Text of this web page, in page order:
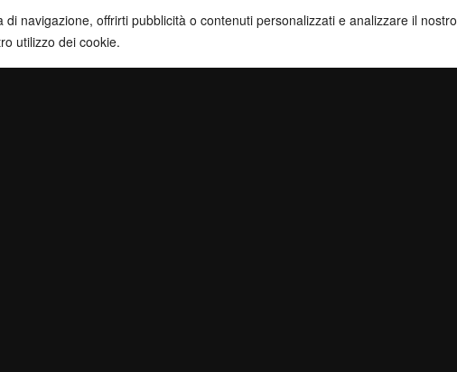
navigazione, offrirti pubblicità o contenuti personalizzati e analizzare il nostro
utilizzo dei cookie.